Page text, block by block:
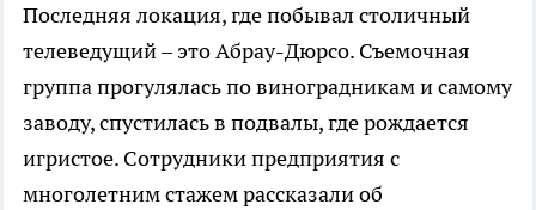
Последняя локация, где побывал столичный
телеведущий – это Абрау-Дюрсо. Съемочная
группа прогулялась по виноградникам и самому
заводу, спустилась в подвалы, где рождается
игристое. Сотрудники предприятия с
многолетним стажем рассказали об